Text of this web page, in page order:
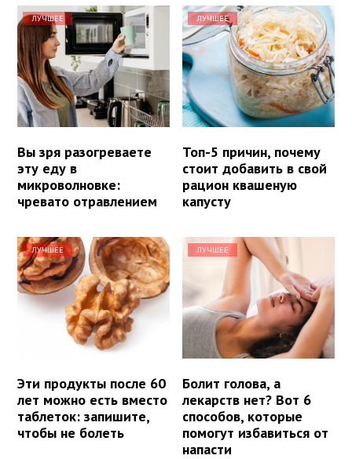
ЛУЧШЕЕ
Вы зря разогреваете
эту еду в
микроволновке:
чревато отравлением
ЛУЧШЕЕ
Топ-5 причин, почему
стоит добавить в свой
рацион квашеную
капусту
ЛУЧШЕЕ
Эти продукты после 60
лет можно есть вместо
таблеток: запишите,
чтобы не болеть
ЛУЧШЕЕ
Болит голова, а
лекарств нет? Вот 6
способов, которые
помогут избавиться от
напасти